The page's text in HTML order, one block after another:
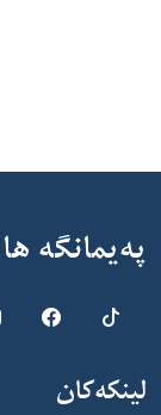
پەیمانگە
لینکەکان